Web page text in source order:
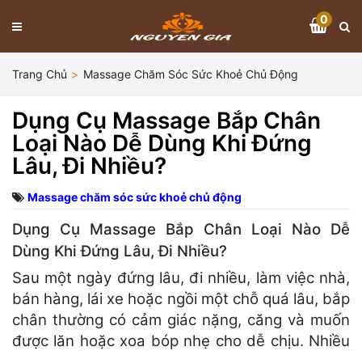
0
Trang Chủ Massage Chăm Sóc Sức Khoẻ Chủ Động
Dụng Cụ Massage Bắp Chân
Loại Nào Dễ Dùng Khi Đứng
Lâu, Đi Nhiều?
Massage chăm sóc sức khoẻ chủ động
Dụng Cụ Massage Bắp Chân Loại Nào Dễ
Dùng Khi Đứng Lâu, Đi Nhiều?
Sau một ngày đứng lâu, đi nhiều, làm việc nhà,
bán hàng, lái xe hoặc ngồi một chỗ quá lâu, bắp
chân thường có cảm giác nặng, căng và muốn
được lăn hoặc xoa bóp nhẹ cho dễ chịu. Nhiều